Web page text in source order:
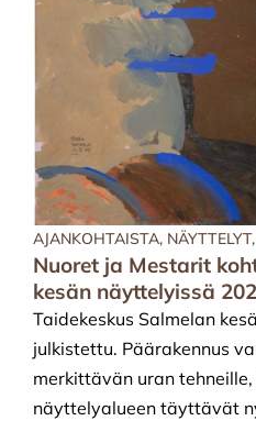
AJANKOHTAISTA, NÄYTTELYT,
Nuoret ja Mestarit
kesän näyttelyissä
Taidekeskus Salmelan
julkistettu. Päärakennus
merkittävän uran
näyttelyalueen täyttävät